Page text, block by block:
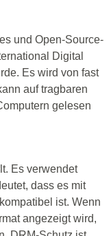
und Open-Source-
Digital
Es wird von fast
auf tragbaren
gelesen
Es verwendet
dass es mit
ist. Wenn
angezeigt wird,